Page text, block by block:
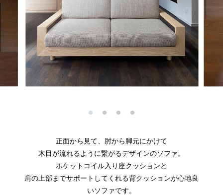
正面から見て、肘から脚元にかけて
木目が流れるように繋がるデザインのソファ。
ポケットコイル入り座クッションと
肩の上部までサポートしてくれる背クッションが心地良
いソファです。